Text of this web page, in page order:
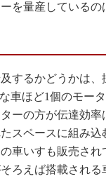
を量産しているの
るかどうかは、
車ほど1個のモー
ーの方が伝達効
スペースに組み
車いすも販売さ
ろえば搭載される